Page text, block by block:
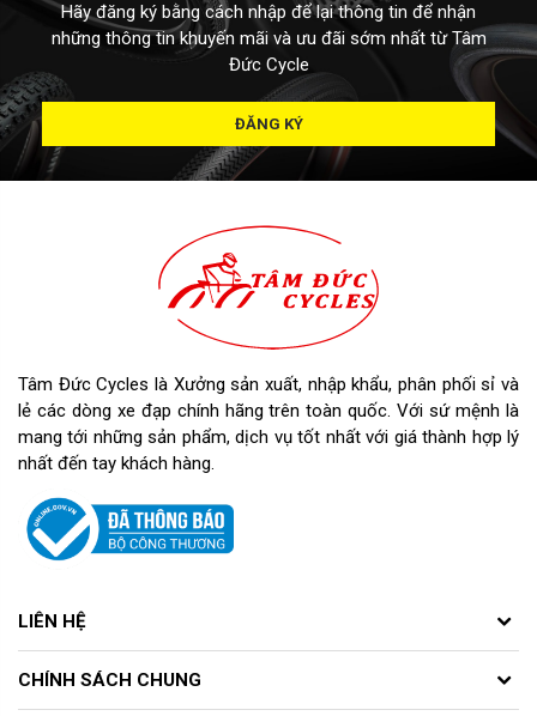
Hãy đăng ký bằng cách nhập để lại thông tin để nhận
những thông tin khuyến mãi và ưu đãi sớm nhất từ Tâm
Đức Cycle
ĐĂNG KÝ
Tâm Đức Cycles là Xưởng sản xuất, nhập khẩu, phân phối sỉ và
lẻ các dòng xe đạp chính hãng trên toàn quốc. Với sứ mệnh là
mang tới những sản phẩm, dịch vụ tốt nhất với giá thành hợp lý
nhất đến tay khách hàng.
LIÊN HỆ
CHÍNH SÁCH CHUNG